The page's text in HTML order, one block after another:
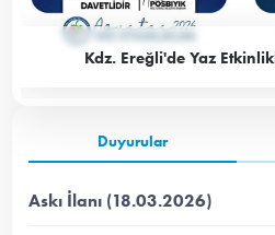
Kdz. Ereğli'de Yaz
Duyurular
Askı İlanı (18.03.2026)